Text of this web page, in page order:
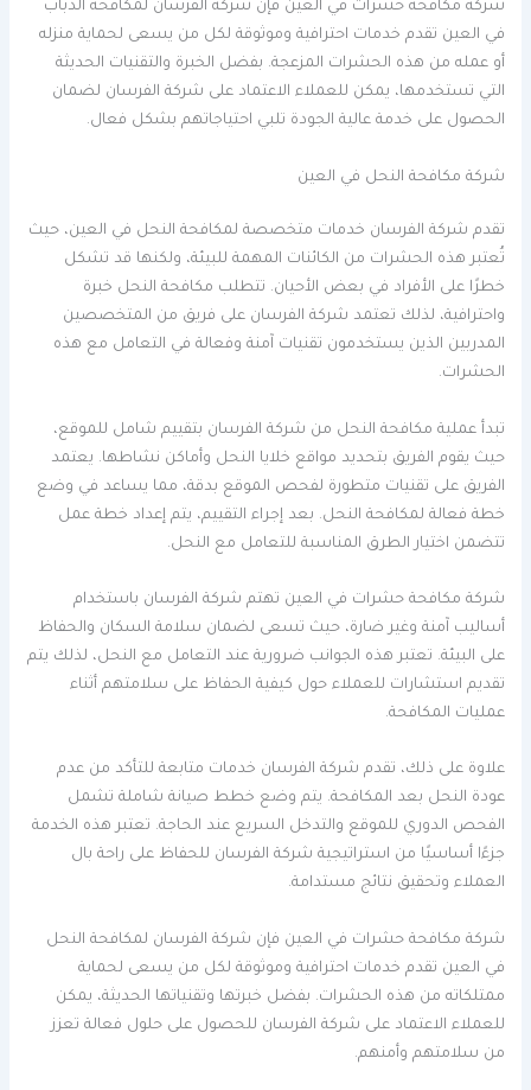
شركة مكافحة حشرات في العين فإن شركة الفرسان لمكافحة الذباب
في العين تقدم خدمات احترافية وموثوقة لكل من يسعى لحماية منزله
أو عمله من هذه الحشرات المزعجة. بفضل الخبرة والتقنيات الحديثة
التي تستخدمها، يمكن للعملاء الاعتماد على شركة الفرسان لضمان
الحصول على خدمة عالية الجودة تلبي احتياجاتهم بشكل فعال.
شركة مكافحة النحل في العين
تقدم شركة الفرسان خدمات متخصصة لمكافحة النحل في العين، حيث
تُعتبر هذه الحشرات من الكائنات المهمة للبيئة، ولكنها قد تشكل
خطرًا على الأفراد في بعض الأحيان. تتطلب مكافحة النحل خبرة
واحترافية، لذلك تعتمد شركة الفرسان على فريق من المتخصصين
المدربين الذين يستخدمون تقنيات آمنة وفعالة في التعامل مع هذه
الحشرات.
تبدأ عملية مكافحة النحل من شركة الفرسان بتقييم شامل للموقع،
حيث يقوم الفريق بتحديد مواقع خلايا النحل وأماكن نشاطها. يعتمد
الفريق على تقنيات متطورة لفحص الموقع بدقة، مما يساعد في وضع
خطة فعالة لمكافحة النحل. بعد إجراء التقييم، يتم إعداد خطة عمل
تتضمن اختيار الطرق المناسبة للتعامل مع النحل.
شركة مكافحة حشرات في العين تهتم شركة الفرسان باستخدام
أساليب آمنة وغير ضارة، حيث تسعى لضمان سلامة السكان والحفاظ
على البيئة. تعتبر هذه الجوانب ضرورية عند التعامل مع النحل، لذلك يتم
تقديم استشارات للعملاء حول كيفية الحفاظ على سلامتهم أثناء
عمليات المكافحة.
علاوة على ذلك، تقدم شركة الفرسان خدمات متابعة للتأكد من عدم
عودة النحل بعد المكافحة. يتم وضع خطط صيانة شاملة تشمل
الفحص الدوري للموقع والتدخل السريع عند الحاجة. تعتبر هذه الخدمة
جزءًا أساسيًا من استراتيجية شركة الفرسان للحفاظ على راحة بال
العملاء وتحقيق نتائج مستدامة.
شركة مكافحة حشرات في العين فإن شركة الفرسان لمكافحة النحل
في العين تقدم خدمات احترافية وموثوقة لكل من يسعى لحماية
ممتلكاته من هذه الحشرات. بفضل خبرتها وتقنياتها الحديثة، يمكن
للعملاء الاعتماد على شركة الفرسان للحصول على حلول فعالة تعزز
من سلامتهم وأمنهم.